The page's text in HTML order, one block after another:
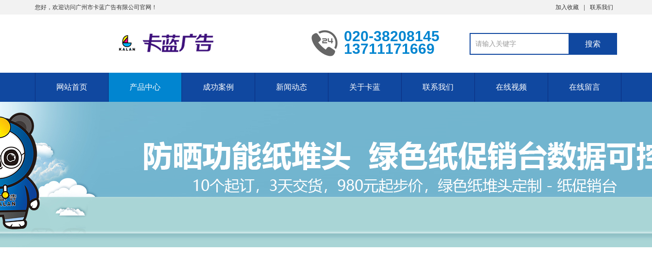
您好，欢迎访问广州市卡蓝广告有限公司官网！ 加入收藏 联系我们
020-38208145
13711171669
网站首页 产品中心 成功案例 新闻动态 关于卡蓝 联系我们 在线视频 在线留言